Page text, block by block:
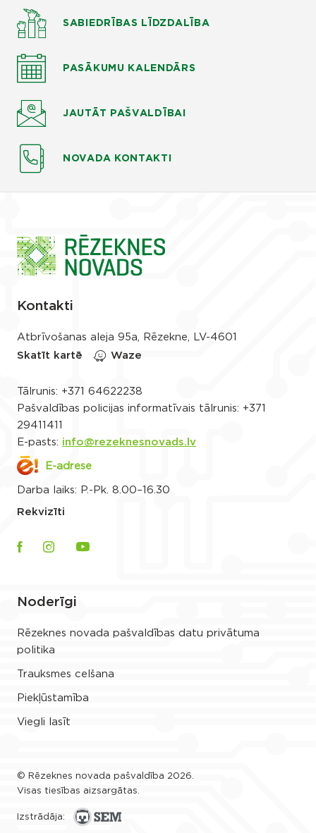
SABIEDRĪBAS LĪDZDALĪBA
PASĀKUMU KALENDĀRS
JAUTĀT PAŠVALDĪBAI
NOVADA KONTAKTI
Kontakti
Atbrīvošanas aleja 95a, Rēzekne, LV-4601
Skatīt kartē
Waze
Tālrunis: +371 64622238
Pašvaldības policijas informatīvais tālrunis: +371
29411411
E-pasts: info@rezeknesnovads.lv
E-adrese
Darba laiks: P.-Pk. 8.00–16.30
Rekvizīti
Noderīgi
Rēzeknes novada pašvaldības datu privātuma
politika
Trauksmes celšana
Piekļūstamība
Viegli lasīt
© Rēzeknes novada pašvaldība 2026.
Visas tiesības aizsargātas.
Izstrādāja: